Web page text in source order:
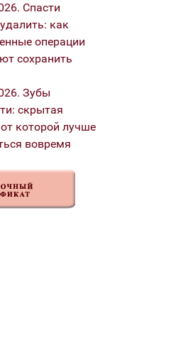
Спасти
как
операции
сохранить
Зубы
скрытая
от которой лучше
вовремя